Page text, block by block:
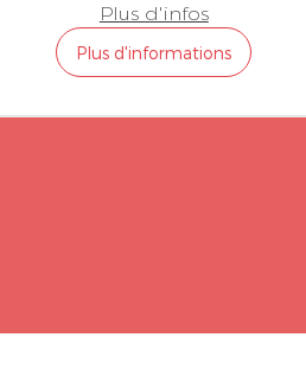
Plus d'infos
Plus d'informations